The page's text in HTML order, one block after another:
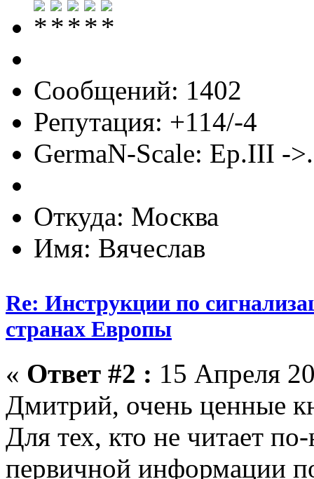
Сообщений: 1402
Репутация: +114/-4
GermaN-Scale: Ep.III -
Откуда: Москва
Имя: Вячеслав
Re: Инструкции по
странах Европы
« Ответ #2 : 15 Апреля
Дмитрий, очень ценные
Для тех, кто не читает
первичной информации